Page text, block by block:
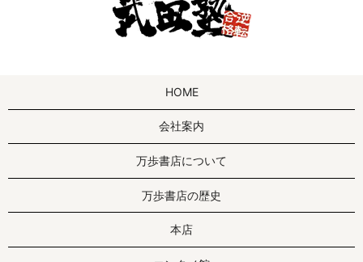
HOME
会社案内
万歩書店について
万歩書店の歴史
本店